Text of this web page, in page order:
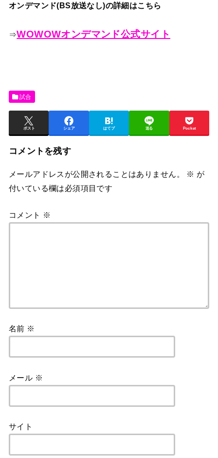
オンデマンド(BS放送なし)の詳細はこちら
⇒WOWOWオンデマンド公式サイト
試合
ポスト シェア はてブ 送る Pocket
コメントを残す
メールアドレスが公開されることはありません。 ※ が
付いている欄は必須項目です
コメント ※
名前 ※
メール ※
サイト